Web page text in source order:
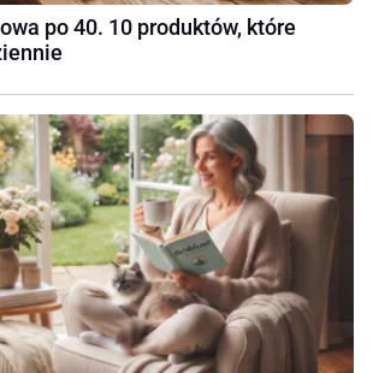
po 40. 10 produktów, które